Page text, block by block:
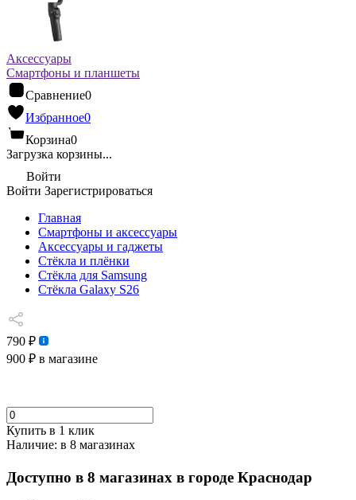
Аксессуары
Смартфоны и планшеты
Сравнение0
Избранное0
Корзина0
Загрузка корзины...
Войти
Войти Зарегистрироваться
Главная
Смартфоны и аксессуары
Аксессуары и гаджеты
Стёкла и плёнки
Стёкла для Samsung
Стёкла Galaxy S26
790 ₽
900 ₽ в магазине
Купить в 1 клик
Наличие: в 8 магазинах
Доступно в 8 магазинах в городе Краснодар